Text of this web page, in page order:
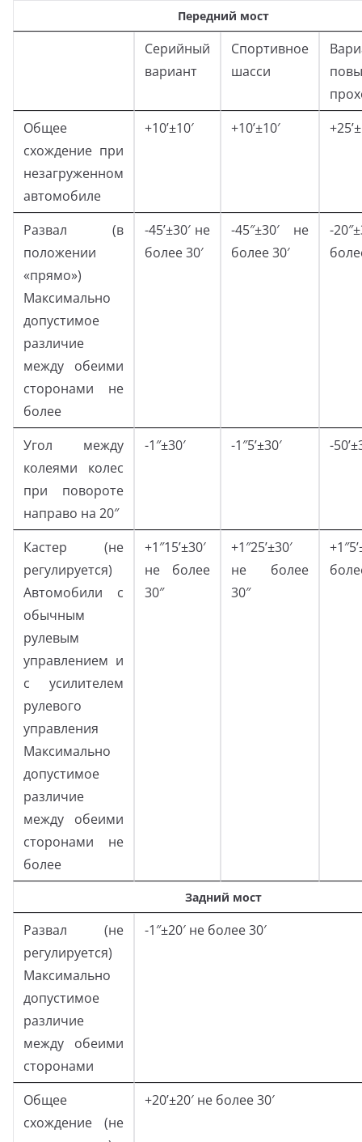
Передний мост
Серийный
вариант
Спортивное
шасси
Общее
схождение при
незагруженном
автомобиле
+10’±10′ +10’±10′
Развал (в
положении
«прямо»)
Максимально
допустимое
различие
между обеими
сторонами не
более
-45’±30′ не
более 30′
-45″±30′ не
более 30′
-
Угол между
колеями колес
при повороте
направо на 20″
-1″±30′ -1″5’±30′ -
Кастер (не
регулируется)
Автомобили с
обычным
рулевым
управлением и
с усилителем
рулевого
управления
Максимально
допустимое
различие
между обеими
сторонами не
более
+1″15’±30′
не более
30″
+1″25’±30′
не более
30″
Задний мост
Развал (не
регулируется)
Максимально
допустимое
различие
между обеими
сторонами
-1″±20′ не более 30′
Общее
схождение (не
+20’±20′ не более 30′